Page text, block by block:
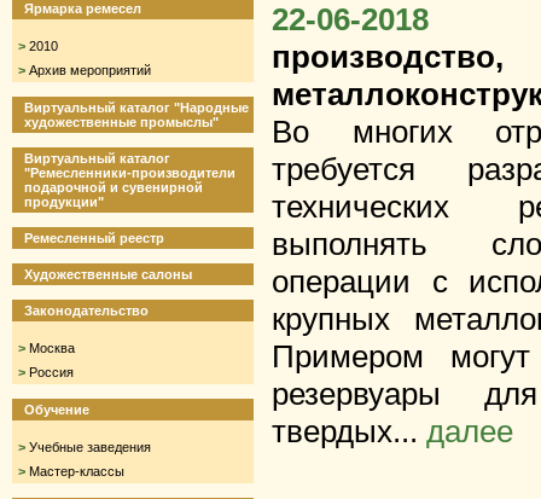
Ярмарка ремесел
> 2010
> Архив мероприятий
Виртуальный каталог "Народные
художественные промыслы"
Виртуальный каталог
"Ремесленники-производители
подарочной и сувенирной
продукции"
Ремесленный реестр
Художественные салоны
Законодательство
> Москва
> Россия
Обучение
> Учебные заведения
> Мастер-классы
22-06-2018
Во многих
требуется
технических
выполнять
операции с
крупных
Примером могут
резервуары
твердых... далее